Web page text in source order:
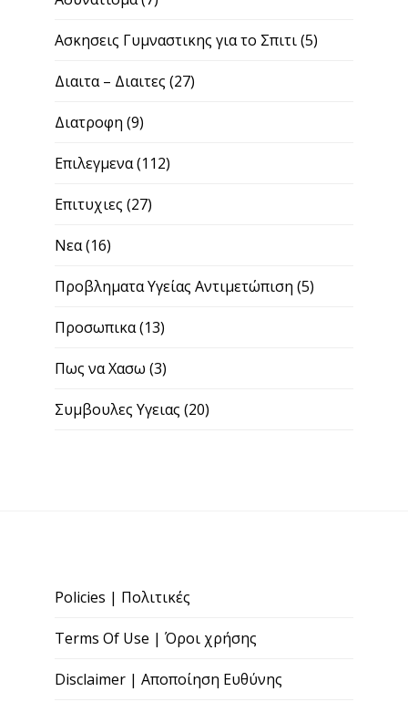
Ασκησεις Γυμναστικης για το Σπιτι(5)
Διαιτα – Διαιτες (27)
Διατροφη (9)
Επιλεγμενα(112)
Επιτυχιες (27)
Νεα(16)
Προβληματα Υγείας Αντιμετώπιση (5)
Προσωπικα(13)
Πως να Χασω (3)
Συμβουλες Υγειας (20)
Policies | Πολιτικές
Terms Of Use | Όροι χρήσης
Disclaimer | Αποποίηση Ευθύνης